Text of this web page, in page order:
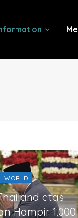
WORLD
atas
Hampir 1.000